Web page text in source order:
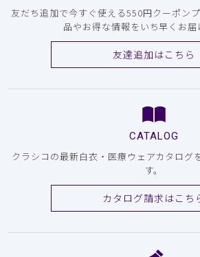
友だち追加で今すぐ使える550円クーポン
品やお得な情報をいち早くお届
友達追加はこちら
CATALOG
クラシコの最新白衣・医療ウェアカタログ
す。
カタログ請求はこち